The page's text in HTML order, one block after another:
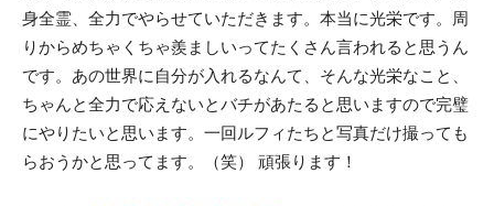
身全霊、全力でやらせていただきます。本当に光栄です。周
りからめちゃくちゃ羨ましいってたくさん言われると思うん
です。あの世界に自分が入れるなんて、そんな光栄なこと、
ちゃんと全力で応えないとバチがあたると思いますので完璧
にやりたいと思います。一回ルフィたちと写真だけ撮っても
らおうかと思ってます。（笑） 頑張ります！